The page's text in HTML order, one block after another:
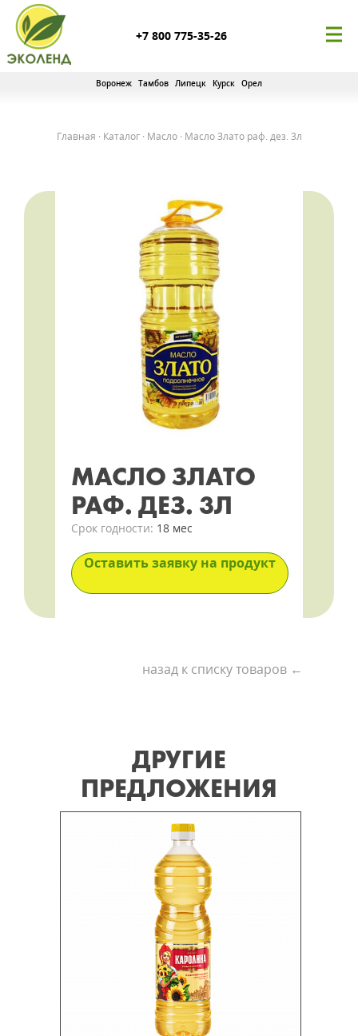
+7 800 775-35-26
Воронеж Тамбов Липецк Курск Орел
Главная · Каталог· Масло· Масло Злато раф. дез. 3л
МАСЛО ЗЛАТО
РАФ. ДЕЗ. 3Л
Срок годности: 18 мес
Оставить заявку на продукт
назад к списку товаров ←
ДРУГИЕ
ПРЕДЛОЖЕНИЯ